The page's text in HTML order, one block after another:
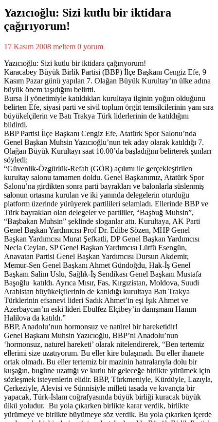
Yazıcıoğlu: Sizi kutlu bir iktidara
çağırıyorum!
17 Kasım 2008 meltem 0 yorum
Yazıcıoğlu: Sizi kutlu bir iktidara çağırıyorum!
Karacabey Büyük Birlik Partisi (BBP) İlçe Başkanı Cengiz Efe, 9
Kasım Pazar günü yapılan 7. Olağan Büyük Kurultay’ın ülke adına
büyük önem taşıdığını belirtti.
Bursa İl yönetimiyle katıldıkları kurultaya ilginin yoğun olduğunu
belirten Efe, siyasi parti ve sivil toplum örgüt temsilcilerinin yanı sıra
büyükelçilerin ve Batı Trakya Türk liderlerinin de katıldığını
bildirdi.
BBP Partisi İlçe Başkanı Cengiz Efe, Atatürk Spor Salonu’nda
Genel Başkan Muhsin Yazıcıoğlu’nun tek aday olarak katıldığı 7.
Olağan Büyük Kurultayı saat 10.00’da başladığını belirterek şunları
söyledi;
“Güvenlik-Özgürlük-Refah (GÖR) açılımı ile gerçekleştirilen
kurultay salonu tamamen doldu. Genel Başkanımız, Atatürk Spor
Salonu’na girdikten sonra parti bayrakları ve balonlarla süslenmiş
salonun ortasına kurulan ve iki yanında delegelerin oturduğu
platform üzerinde yürüyerek partilileri selamladı. Ellerinde BBP ve
Türk bayrakları olan delegeler ve partililer, “Başbuğ Muhsin”,
“Başbakan Muhsin” şeklinde sloganlar attı. Kurultaya, AK Parti
Genel Başkan Yardımcısı Prof Dr. Edibe Sözen, MHP Genel
Başkan Yardımcısı Murat Şefkatli, DP Genel Başkan Yardımcısı
Necla Ceylan, SP Genel Başkan Yardımcısı Lütfü Esengün,
Anavatan Partisi Genel Başkan Yardımcısı Dursun Akdemir,
Memur-Sen Genel Başkanı Ahmet Gündoğdu, Hak-İş Genel
Başkanı Salim Uslu, Sağlık-İş Sendikası Genel Başkanı Mustafa
Başoğlu katıldı. Ayrıca Mısır, Fas, Kırgızistan, Moldova, Suudi
Arabistan büyükelçilerinin de katıldığı kurultaya Batı Trakya
Türklerinin efsanevi lideri Sadık Ahmet’in eşi Işık Ahmet ve
Azerbaycan’ın eski lideri Ebulfez Elçibey’in danışmanı Hanım
Halilova da katıldı.”
BBP, Anadolu’nun hormonsuz ve natürel bir hareketidir!
Genel Başkanı Muhsin Yazıcıoğlu, BBP’ni Anadolu’nun
‘hormonsuz, naturel hareketi’ olarak nitelendirerek, “Ben tertemiz
ellerimi size uzatıyorum. Bu eller kire bulaşmadı. Bu eller ihanete
ortak olmadı. Bu eller tertemiz bir mazinin hatıralarıyla dolu bir
kuşağın, bugüne uzattığı ve kutlu bir geleceğe birlikte yürümek için
sözleşmek isteyenlerin elidir. BBP, Türkmeniyle, Kürdüyle, Lazıyla,
Çerkeziyle, Alevisi ve Sünnisiyle milleti tasada ve kıvançta bir
yapacak, Türk-İslam coğrafyasında büyük birliği kuracak büyük
ülkü yoludur. Bu yola çıkarken birlikte karar verdik, birlikte
yürümeye ve birlikte büyümeye söz verdik. Bu yola çıkarken içerde